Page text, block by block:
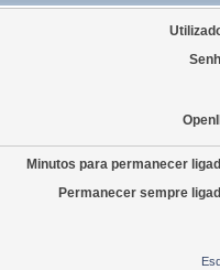
Minutos para permanecer
Permanecer sempre